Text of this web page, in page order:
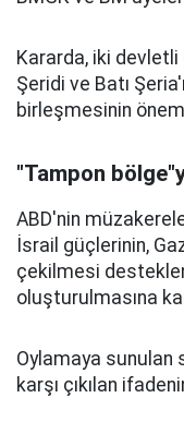
Kararda, iki
Şeridi ve Batı
birleşmesinin
"Tampon
ABD'nin
İsrail güçlerinin,
çekilmesi
oluşturulmasına
Oylamaya sunulan
karşı çıkılan